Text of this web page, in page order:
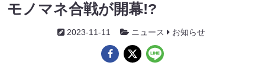
モノマネ合戦が開幕!?
2023-11-11 ニュース お知らせ